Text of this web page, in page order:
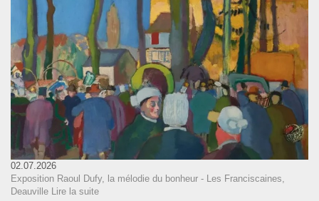
02.07.2026
Exposition Raoul Dufy, la mélodie du bonheur - Les Franciscaines,
Deauville
Lire la suite